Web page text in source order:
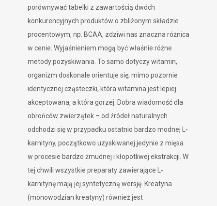
porównywać tabelki z zawartością dwóch
konkurencyjnych produktów o zbliżonym składzie
procentowym, np. BCAA, zdziwi nas znaczna różnica
w cenie. Wyjaśnieniem mogą być właśnie różne
metody pozyskiwania. To samo dotyczy witamin,
organizm doskonale orientuje się, mimo pozornie
identycznej cząsteczki, która witamina jest lepiej
akceptowana, a która gorzej. Dobra wiadomość dla
obrońców zwierzątek – od źródeł naturalnych
odchodzi się w przypadku ostatnio bardzo modnej L-
karnityny, początkowo uzyskiwanej jedynie z mięsa
w procesie bardzo żmudnej i kłopotliwej ekstrakcji. W
tej chwili wszystkie preparaty zawierające L-
karnitynę mają jej syntetyczną wersję. Kreatyna
(monowodzian kreatyny) również jest